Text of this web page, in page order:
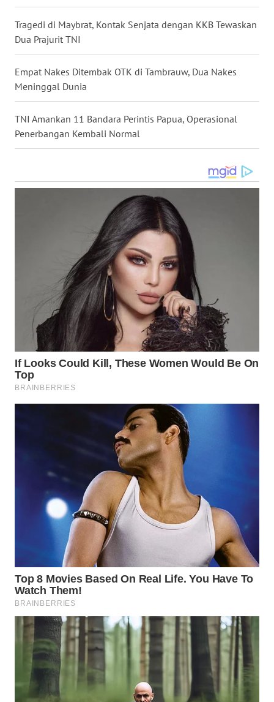
Tragedi di Maybrat, Kontak Senjata dengan KKB Tewaskan
Dua Prajurit TNI
Empat Nakes Ditembak OTK di Tambrauw, Dua Nakes
Meninggal Dunia
TNI Amankan 11 Bandara Perintis Papua, Operasional
Penerbangan Kembali Normal
WN
WN
KALSEL
WN
GORONTALO
WN
SULUT
WN
MALUKU
WN
DANAU
NIAS
WN
LANGKAT
WN
TAPANULI
SELATAN